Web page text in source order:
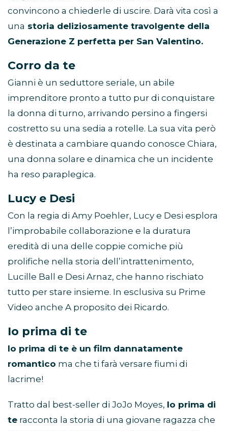
convincono a chiederle di uscire. Darà vita così a
una storia deliziosamente travolgente della
Generazione Z perfetta per San Valentino.
Corro da te
Gianni è un seduttore seriale, un abile
imprenditore pronto a tutto pur di conquistare
la donna di turno, arrivando persino a fingersi
costretto su una sedia a rotelle. La sua vita però
è destinata a cambiare quando conosce Chiara,
una donna solare e dinamica che un incidente
ha reso paraplegica.
Lucy e Desi
Con la regia di Amy Poehler, Lucy e Desi esplora
l’improbabile collaborazione e la duratura
eredità di una delle coppie comiche più
prolifiche nella storia dell’intrattenimento,
Lucille Ball e Desi Arnaz, che hanno rischiato
tutto per stare insieme. In esclusiva su Prime
Video anche A proposito dei Ricardo.
Io prima di te
Io prima di te è un film dannatamente
romantico ma che ti farà versare fiumi di
lacrime!
Tratto dal best-seller di JoJo Moyes, Io prima di
te racconta la storia di una giovane ragazza che